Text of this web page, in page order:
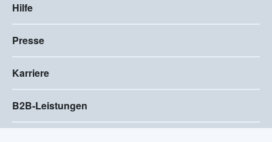
Hilfe
Presse
Karriere
B2B-Leistungen